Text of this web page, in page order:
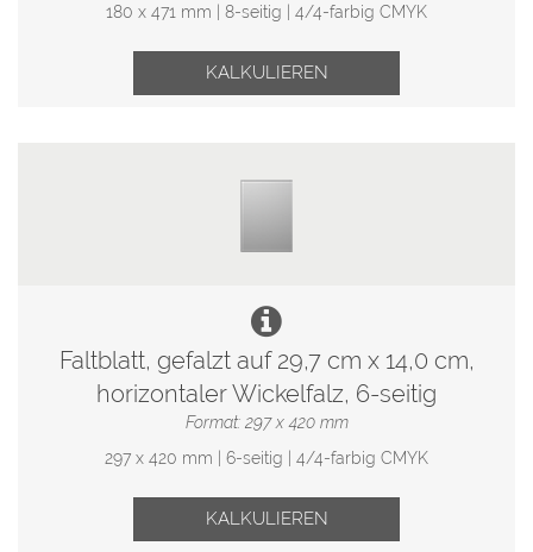
180 x 471 mm | 8-seitig | 4/4-farbig CMYK
KALKULIEREN
Faltblatt, gefalzt auf 29,7 cm x 14,0 cm,
horizontaler Wickelfalz, 6-seitig
Format: 297 x 420 mm
297 x 420 mm | 6-seitig | 4/4-farbig CMYK
KALKULIEREN